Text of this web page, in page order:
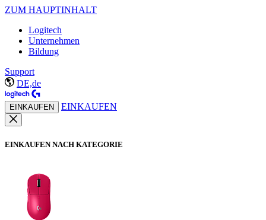
ZUM HAUPTINHALT
Logitech
Unternehmen
Bildung
Support
DE,de
EINKAUFEN EINKAUFEN
EINKAUFEN NACH KATEGORIE